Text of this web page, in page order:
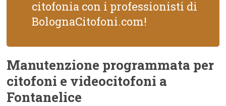
citofonia con i professionisti di
BolognaCitofoni.com!
Manutenzione programmata per
citofoni e videocitofoni a
Fontanelice